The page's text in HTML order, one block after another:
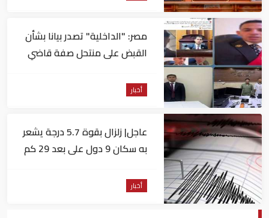
مصر: "الداخلية" تصدر بيانا بشأن
القبض على منتحل صفة قاضي
أخبار
عاجل| زلزال بقوة 5.7 درجة يشعر
به سكان 9 دول على بعد 29 كم
أخبار